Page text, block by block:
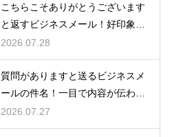
こちらこそありがとうございます
と返すビジネスメール！好印象な
例文
2026.07.28
質問がありますと送るビジネスメ
ールの件名！一目で内容が伝わる
書き方
2026.07.27